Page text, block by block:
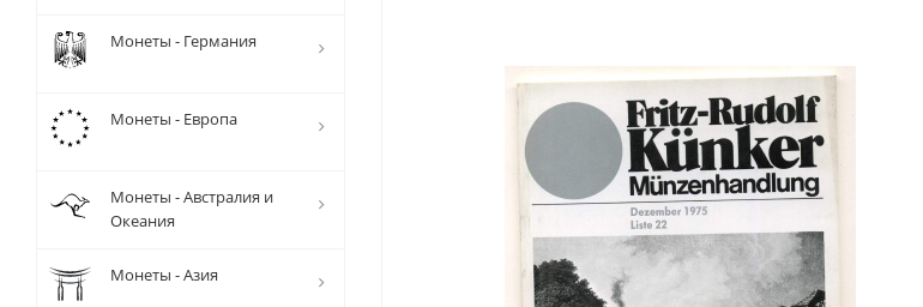
Монеты - Германия
Монеты - Европа
Монеты - Австралия и
Океания
Монеты - Азия